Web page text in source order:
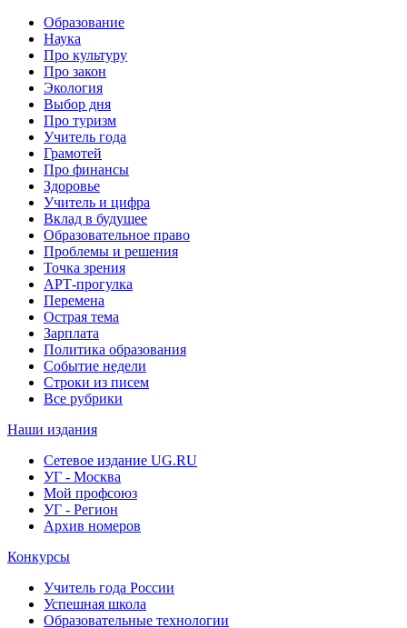
Образование
Наука
Про культуру
Про закон
Экология
Выбор дня
Про туризм
Учитель года
Грамотей
Про финансы
Здоровье
Учитель и цифра
Вклад в будущее
Образовательное право
Проблемы и решения
Точка зрения
АРТ-прогулка
Перемена
Острая тема
Зарплата
Политика образования
Событие недели
Строки из писем
Все рубрики
Наши издания
Сетевое издание UG.RU
УГ - Москва
Мой профсоюз
УГ - Регион
Архив номеров
Конкурсы
Учитель года России
Успешная школа
Образовательные технологии